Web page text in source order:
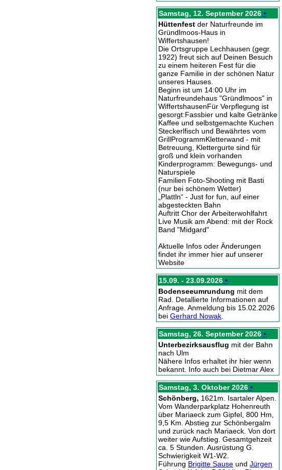
Samstag, 12. September 2026 •
Hüttenfest der Naturfreunde im
Gründlmoos-Haus in
Wiffertshausen!
Die Ortsgruppe Lechhausen (gegr.
1922) freut sich auf Deinen Besuch
zu einem heiteren Fest für die
ganze Familie in der schönen Natur
unseres Hauses.
Beginn ist um 14:00 Uhr im
Naturfreundehaus "Gründlmoos" in
WiffertshausenFür Verpflegung ist
gesorgt:Fassbier und kalte Getränke
Kaffee und selbstgemachte Kuchen
Steckerlfisch und Bewährtes vom
GrillProgrammKletterwand - mit
Betreuung, Klettergurte sind für
groß und klein vorhanden
Kinderprogramm: Bewegungs- und
Naturspiele
Familien Foto-Shooting mit Basti
(nur bei schönem Wetter)
„Plattln“ - Just for fun, auf einer
abgesteckten Bahn
Auftritt Chor der Arbeiterwohlfahrt
Live Musik am Abend: mit der Rock
Band "Midgard"
Aktuelle Infos oder Änderungen
findet ihr immer hier auf unserer
Website
15.09. - 23.09.2026 •
Bodenseeumrundung mit dem
Rad. Detallierte Informationen auf
Anfrage. Anmeldung bis 15.02.2026
bei Gerhard Nowak
Samstag, 26. September 2026 •
Unterbezirksausflug mit der Bahn
nach Ulm
Nähere Infos erhaltet ihr hier wenn
bekannt. Info auch bei Dietmar Alex
Samstag, 3. Oktober 2026 •
Schönberg, 1621m. Isartaler Alpen.
Vom Wanderparkplatz Hohenreuth
über Mariaeck zum Gipfel, 800 Hm,
9,5 Km. Abstieg zur Schönbergalm
und zurück nach Mariaeck. Von dort
weiter wie Aufstieg. Gesamtgehzeit
ca. 5 Stunden. Ausrüstung G.
Schwierigkeit W1-W2.
Führung Brigitte Sause und Jürgen